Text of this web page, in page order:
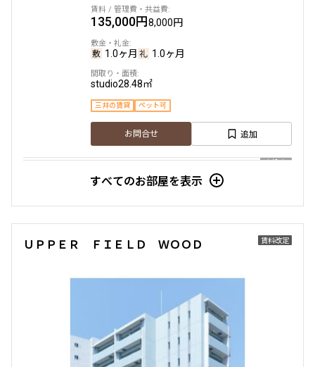
135,000円8,000円
1.0ヶ月 1.0ヶ月
studio28.48㎡
三井の賃貸 ペット可
お問合せ 追加
申込有
163,000円
ペット可
お問合せ
すべてのお部屋を表示
賃料改定
ＵＰＰＥＲ ＦＩＥＬＤ ＷＯＯＤ